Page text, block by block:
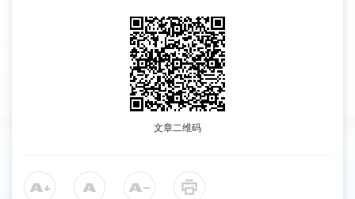
文章二维码